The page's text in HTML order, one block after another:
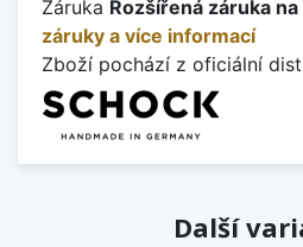
Záruka Rozšířená záruka
záruky a více informací
Zboží pochází z oficiální
Další